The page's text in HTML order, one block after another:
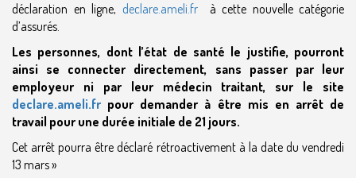
déclaration en ligne, declare.ameli.fr
à cette nouvelle catégorie
d’assurés.
Les personnes, dont l’état de santé le justifie, pourront
ainsi se connecter directement, sans passer par leur
employeur ni par leur médecin traitant, sur le site
declare.ameli.fr pour demander à être mis en arrêt de
travail pour une durée initiale de 21 jours.
Cet arrêt pourra être déclaré rétroactivement à la date du vendredi
13 mars »